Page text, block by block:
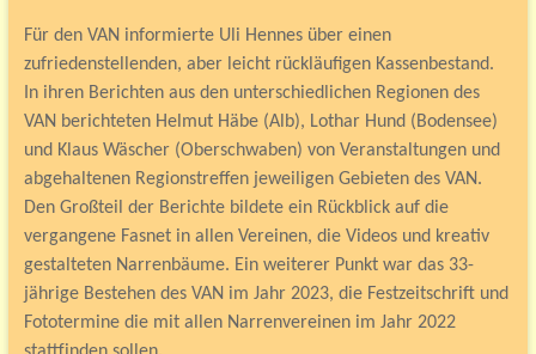
Für den VAN informierte Uli Hennes über einen
zufriedenstellenden, aber leicht rückläufigen Kassenbestand.
In ihren Berichten aus den unterschiedlichen Regionen des
VAN berichteten Helmut Häbe (Alb), Lothar Hund (Bodensee)
und Klaus Wäscher (Oberschwaben) von Veranstaltungen und
abgehaltenen Regionstreffen jeweiligen Gebieten des VAN.
Den Großteil der Berichte bildete ein Rückblick auf die
vergangene Fasnet in allen Vereinen, die Videos und kreativ
gestalteten Narrenbäume. Ein weiterer Punkt war das 33-
jährige Bestehen des VAN im Jahr 2023, die Festzeitschrift und
Fototermine die mit allen Narrenvereinen im Jahr 2022